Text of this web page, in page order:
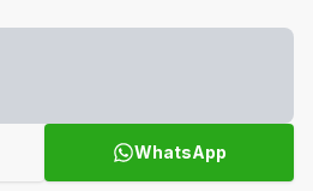
WhatsApp